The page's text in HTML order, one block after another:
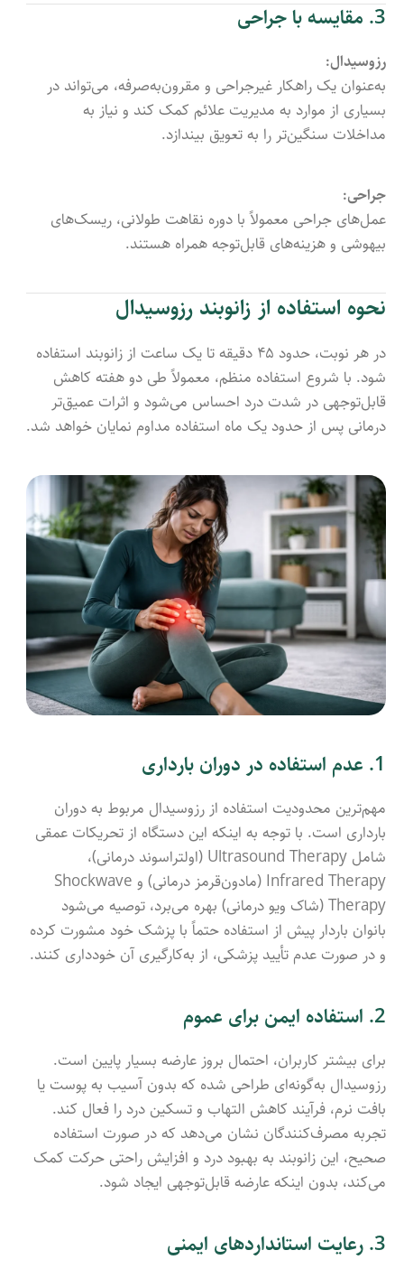
3. مقایسه با جراحی
رزوسیدال:
به‌عنوان یک راهکار غیرجراحی و مقرون‌به‌صرفه، می‌تواند در
بسیاری از موارد به مدیریت علائم کمک کند و نیاز به
مداخلات سنگین‌تر را به تعویق بیندازد.
جراحی:
عمل‌های جراحی معمولاً با دوره نقاهت طولانی، ریسک‌های
بیهوشی و هزینه‌های قابل‌توجه همراه هستند.
نحوه استفاده از زانوبند رزوسیدال
در هر نوبت، حدود ۴۵ دقیقه تا یک ساعت از زانوبند استفاده
شود. با شروع استفاده منظم، معمولاً طی دو هفته کاهش
قابل‌توجهی در شدت درد احساس می‌شود و اثرات عمیق‌تر
درمانی پس از حدود یک ماه استفاده مداوم نمایان خواهد شد.
1. عدم استفاده در دوران بارداری
مهم‌ترین محدودیت استفاده از رزوسیدال مربوط به دوران
بارداری است. با توجه به اینکه این دستگاه از تحریکات عمقی
شامل Ultrasound Therapy (اولتراسوند درمانی)،
Infrared Therapy (مادون‌قرمز درمانی) و Shockwave
Therapy (شاک ویو درمانی) بهره می‌برد، توصیه می‌شود
بانوان باردار پیش از استفاده حتماً با پزشک خود مشورت کرده
و در صورت عدم تأیید پزشکی، از به‌کارگیری آن خودداری کنند.
2. استفاده ایمن برای عموم
برای بیشتر کاربران، احتمال بروز عارضه بسیار پایین است.
رزوسیدال به‌گونه‌ای طراحی شده که بدون آسیب به پوست یا
بافت نرم، فرآیند کاهش التهاب و تسکین درد را فعال کند.
تجربه مصرف‌کنندگان نشان می‌دهد که در صورت استفاده
صحیح، این زانوبند به بهبود درد و افزایش راحتی حرکت کمک
می‌کند، بدون اینکه عارضه قابل‌توجهی ایجاد شود.
3. رعایت استانداردهای ایمنی